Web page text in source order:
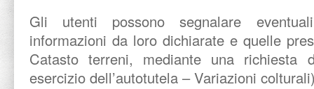
Gli utenti possono segnalare
informazioni da loro dichiarate e quelle
Catasto terreni, mediante una richiesta
esercizio dell’autotutela – Variazioni